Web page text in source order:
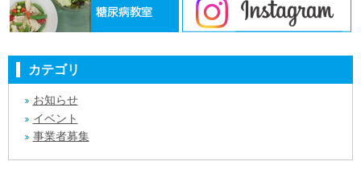
カテゴリ
お知らせ
イベント
事業者募集